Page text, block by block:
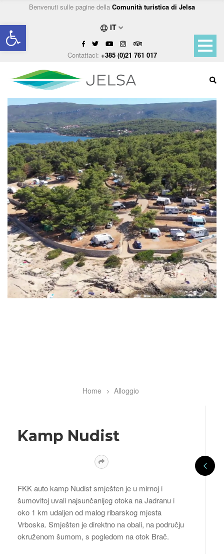
Open toolbar
Benvenuti sulle pagine della Comunità turistica di Jelsa
IT
Contattaci: +385 (0)21 761 017
Home Alloggio
Kamp Nudist
FKK auto kamp Nudist smješten je u mirnoj i
šumovitoj uvali najsunčanijeg otoka na Jadranu i
oko 1 km udaljen od malog ribarskog mjesta
Vrboska. Smješten je direktno na obali, na području
okruženom šumom, s pogledom na otok Brač.